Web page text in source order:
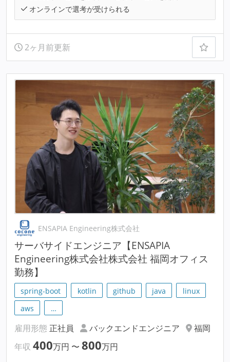
オンラインで選考が受けられる
2ヶ月前更新
ENSAPIA Engineering株式会社
サーバサイドエンジニア【ENSAPIA
Engineering株式会社株式会社 福岡オフィス
勤務】
spring-boot kotlin github java
linux
aws
…
雇用形態 正社員 バックエンドエンジニア
福岡
年収 400万円 〜 800万円